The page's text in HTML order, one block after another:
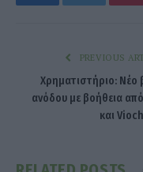
PREVIOUS
Χρηματιστήριο: Νέο
ανόδου με βοήθεια
και